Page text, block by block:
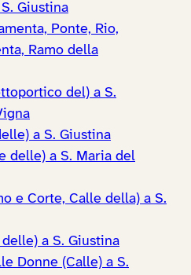
Giustina
Ponte, Rio,
Ramo della
del) a S.
a S. Giustina
delle) a S. Maria del
e Corte, Calle della) a S.
a S. Giustina
Donne (Calle) a S.